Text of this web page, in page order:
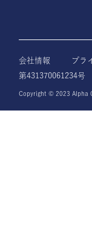
会社情報 プラ
第431370061234号
Copyright © 2023 Alpha